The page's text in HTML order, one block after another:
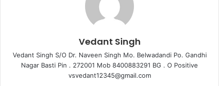
Vedant Singh
Vedant Singh S/O Dr. Naveen Singh Mo. Belwadandi Po. Gandhi
Nagar Basti Pin . 272001 Mob 8400883291 BG . O Positive
vsvedant12345@gmail.com